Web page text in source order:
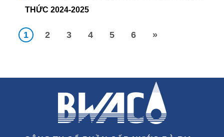
THỨC 2024-2025
1 2 3 4 5 6 »